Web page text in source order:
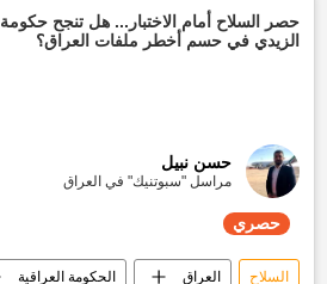
حصر السلاح أمام الاختبار... هل تنجح حكومة
الزيدي في حسم أخطر ملفات العراق؟
حسن نبيل
مراسل "سبوتنيك" في العراق
حصري
السلاح العراق الحكومة العراقية